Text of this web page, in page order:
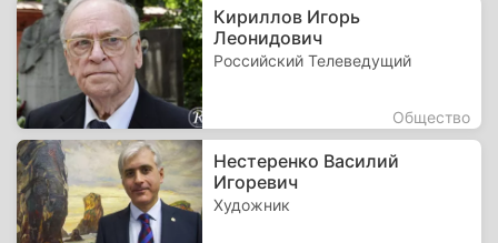
Кириллов Игорь
Леонидович
Российский Телеведущий
Общество
Нестеренко Василий
Игоревич
Художник